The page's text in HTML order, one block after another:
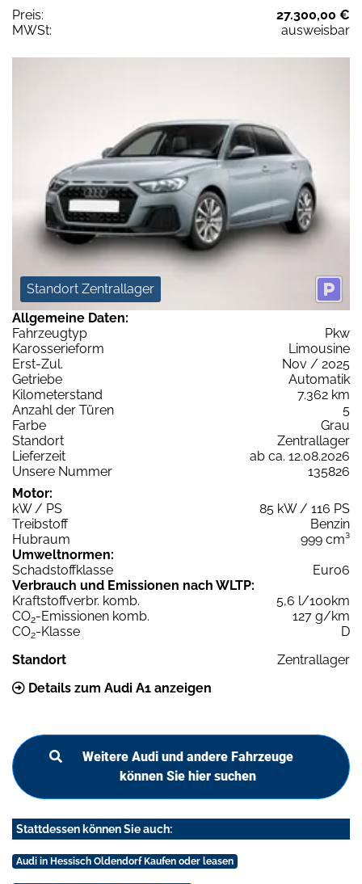
Preis:
27.300,00 €
MWSt:
ausweisbar
Standort Zentrallager
Allgemeine Daten:
Fahrzeugtyp
Pkw
Karosserieform
Limousine
Erst-Zul.
Nov / 2025
Getriebe
Automatik
Kilometerstand
7.362 km
Anzahl der Türen
5
Farbe
Grau
Standort
Zentrallager
Lieferzeit
ab ca. 12.08.2026
Unsere Nummer
135826
Motor:
kW / PS
85 kW / 116 PS
Treibstoff
Benzin
Hubraum
999 cm³
Umweltnormen:
Schadstoffklasse
Euro6
Verbrauch und Emissionen nach WLTP:
Kraftstoffverbr. komb.
5,6 l/100km
CO2-Emissionen komb.
127 g/km
CO2-Klasse
D
Standort
Zentrallager
Details zum Audi A1 anzeigen
Weitere Audi und andere Fahrzeuge
können Sie hier suchen
Stattdessen können Sie auch:
Audi in Hessisch Oldendorf Kaufen oder leasen